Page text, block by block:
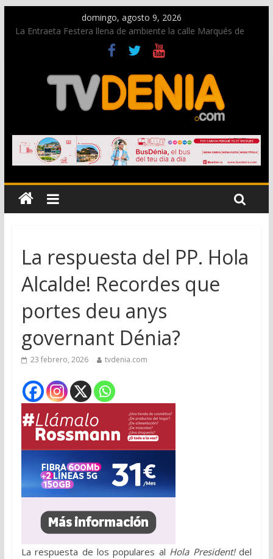
domingo, agosto 9, 2026
La Entraeta Festera llena de ambiente la calle Marqués de
Campo con la recepción a la Capitanía Cristiana
Dos personas fallecen en un grave accidente en la N-332
entre Benissa y Calp
Una nueva oportunidad para donar sangre en Cruz Roja
El bando moro protagonista en la Segunda Entraeta Festera
Paco Adsuar dona al Arxiu de Dénia más de 50.000 imágenes
de la memoria visual de la ciudad
La respuesta del PP. Hola
Alcalde! Recordes que
portes deu anys
governant Dénia?
23 febrero, 2026 tvdenia.com
La respuesta de los populares al Hola President!del